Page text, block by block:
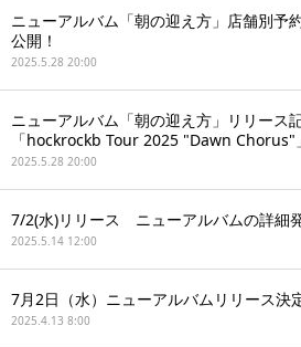
ニューアルバム「朝の迎え方」店舗別予
公開！
2025.5.28 20:00
ニューアルバム「朝の迎え方」リリース
「hockrockb Tour 2025 "Dawn Chorus"
2025.5.28 20:00
7/2(水)リリース ニューアルバムの詳細
2025.5.14 12:00
7月2日（水）ニューアルバムリリース決
2025.4.13 8:00